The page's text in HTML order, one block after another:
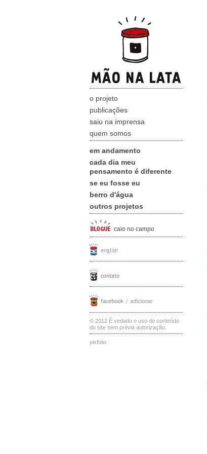
o projeto
publicações
saiu na imprensa
quem somos
em andamento
cada dia meu
pensamento é diferente
se eu fosse eu
berro d'água
outros projetos
caio no campo
© 2012 É vedado o uso do conteúdo
do site sem prévia autorização.
pixfolio